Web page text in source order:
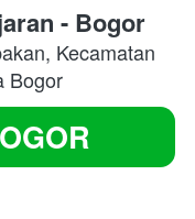
- Bogor
Kecamatan
Bogor